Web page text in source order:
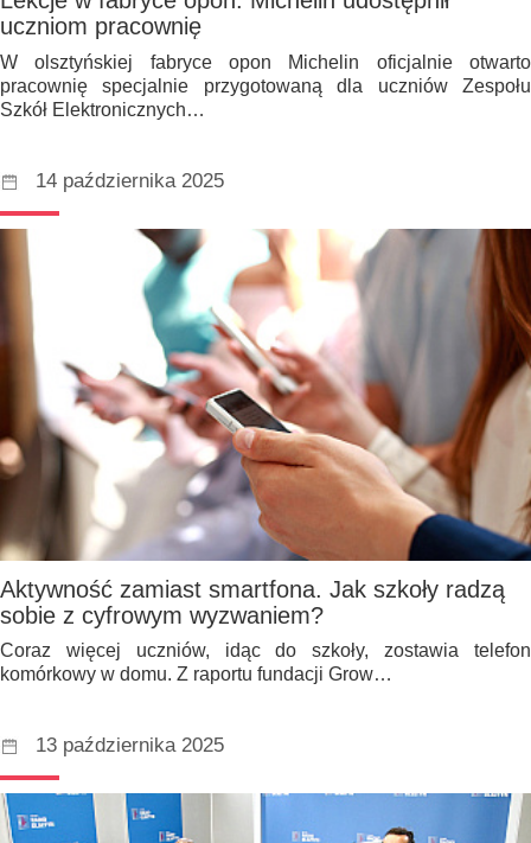
uczniom pracownię
W olsztyńskiej fabryce opon Michelin oficjalnie otwarto
pracownię specjalnie przygotowaną dla uczniów Zespołu
Szkół Elektronicznych…
14 października 2025
Aktywność zamiast smartfona. Jak szkoły radzą
sobie z cyfrowym wyzwaniem?
Coraz więcej uczniów, idąc do szkoły, zostawia telefon
komórkowy w domu. Z raportu fundacji Grow…
13 października 2025